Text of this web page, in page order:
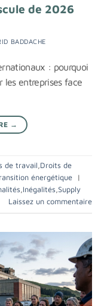
de 2026
BADDACHE
: pourquoi
les entreprises face
→
de travail,Droits de
énergétique
|
,Inégalités,Supply
Laissez un commentaire